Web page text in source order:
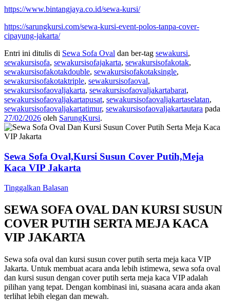
https://www.bintangjaya.co.id/sewa-kursi/
https://sarungkursi.com/sewa-kursi-event-polos-tanpa-cover-
cipayung-jakarta/
Entri ini ditulis di Sewa Sofa Oval dan ber-tag sewakursi,
sewakursisofa, sewakursisofajakarta, sewakursisofakotak,
sewakursisofakotakdouble, sewakursisofakotaksingle,
sewakursisofakotaktriple, sewakursisofaoval,
sewakursisofaovaljakarta, sewakursisofaovaljakartabarat,
sewakursisofaovaljakartapusat, sewakursisofaovaljakartaselatan,
sewakursisofaovaljakartatimur, sewakursisofaovaljakartautara pada
27/02/2026 oleh SarungKursi.
Sewa Sofa Oval,Kursi Susun Cover Putih,Meja
Kaca VIP Jakarta
Tinggalkan Balasan
SEWA SOFA OVAL DAN KURSI SUSUN
COVER PUTIH SERTA MEJA KACA
VIP JAKARTA
Sewa sofa oval dan kursi susun cover putih serta meja kaca VIP
Jakarta. Untuk membuat acara anda lebih istimewa, sewa sofa oval
dan kursi susun dengan cover putih serta meja kaca VIP adalah
pilihan yang tepat. Dengan kombinasi ini, suasana acara anda akan
terlihat lebih elegan dan mewah.